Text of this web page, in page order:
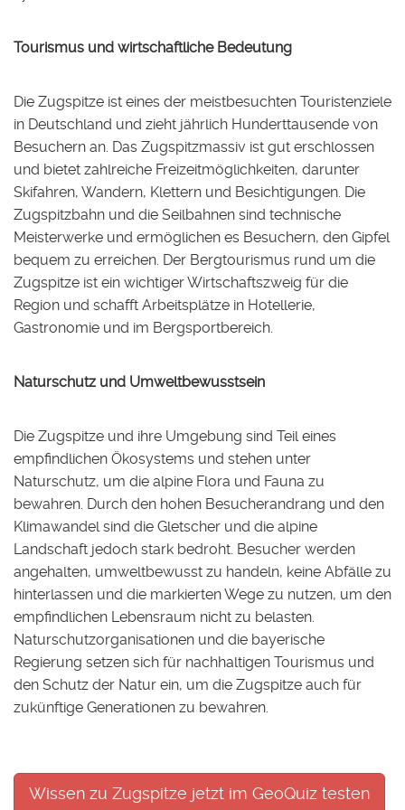
Tourismus und wirtschaftliche Bedeutung
Die Zugspitze ist eines der meistbesuchten Touristenziele
in Deutschland und zieht jährlich Hunderttausende von
Besuchern an. Das Zugspitzmassiv ist gut erschlossen
und bietet zahlreiche Freizeitmöglichkeiten, darunter
Skifahren, Wandern, Klettern und Besichtigungen. Die
Zugspitzbahn und die Seilbahnen sind technische
Meisterwerke und ermöglichen es Besuchern, den Gipfel
bequem zu erreichen. Der Bergtourismus rund um die
Zugspitze ist ein wichtiger Wirtschaftszweig für die
Region und schafft Arbeitsplätze in Hotellerie,
Gastronomie und im Bergsportbereich.
Naturschutz und Umweltbewusstsein
Die Zugspitze und ihre Umgebung sind Teil eines
empfindlichen Ökosystems und stehen unter
Naturschutz, um die alpine Flora und Fauna zu
bewahren. Durch den hohen Besucherandrang und den
Klimawandel sind die Gletscher und die alpine
Landschaft jedoch stark bedroht. Besucher werden
angehalten, umweltbewusst zu handeln, keine Abfälle zu
hinterlassen und die markierten Wege zu nutzen, um den
empfindlichen Lebensraum nicht zu belasten.
Naturschutzorganisationen und die bayerische
Regierung setzen sich für nachhaltigen Tourismus und
den Schutz der Natur ein, um die Zugspitze auch für
zukünftige Generationen zu bewahren.
Wissen zu Zugspitze jetzt im GeoQuiz testen